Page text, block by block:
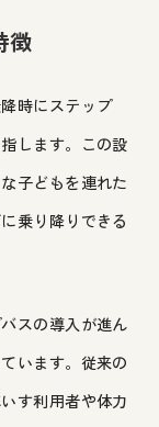
徴
時にステップ
します。この設
子どもを連れた
乗り降りできる
スの導入が進ん
います。従来の
す利用者や体力